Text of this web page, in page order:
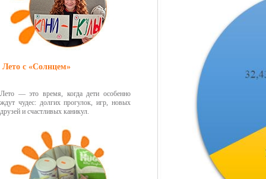
Лето с «Солнцем»
Лето — это время, когда дети особенно
ждут чудес: долгих прогулок, игр, новых
друзей и счастливых каникул.